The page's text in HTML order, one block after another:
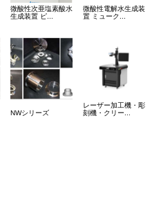
微酸性次亜塩素酸水
生成装置 ピ...
微酸性電解水生成装
置 ミューク...
NWシリーズ
レーザー加工機・彫
刻機・クリー...